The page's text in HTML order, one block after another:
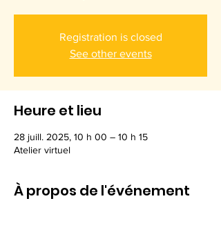
Registration is closed
See other events
Heure et lieu
28 juill. 2025, 10 h 00 – 10 h 15
Atelier virtuel
À propos de l'événement